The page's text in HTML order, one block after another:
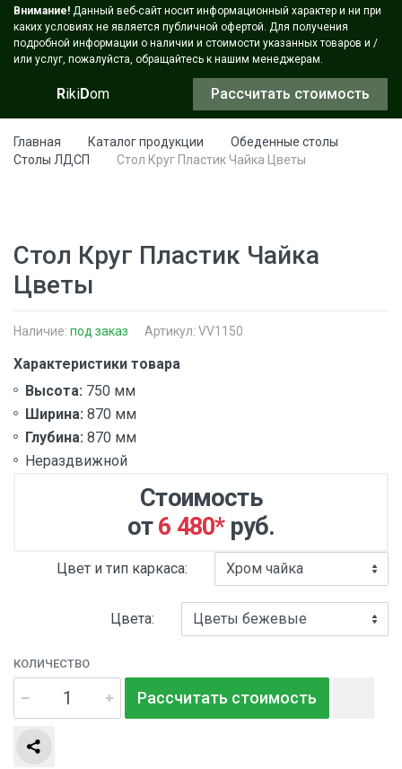
Внимание! Данный веб-сайт носит информационный характер и ни при
каких условиях не является публичной офертой. Для получения
подробной информации о наличии и стоимости указанных товаров и /
или услуг, пожалуйста, обращайтесь к нашим менеджерам.
RikiDom Рассчитать стоимость
Главная Каталог продукции
Обеденные столы
Столы ЛДСП
Стол Круг Пластик Чайка Цветы
Стол Круг Пластик Чайка
Цветы
Наличие: под заказ Артикул: VV1150
Характеристики товара
Высота: 750 мм
Ширина: 870 мм
Глубина: 870 мм
Нераздвижной
Стоимость
от6 480*руб.
Цвет и тип каркаса:
Цвета:
КОЛИЧЕСТВО
Рассчитать стоимость